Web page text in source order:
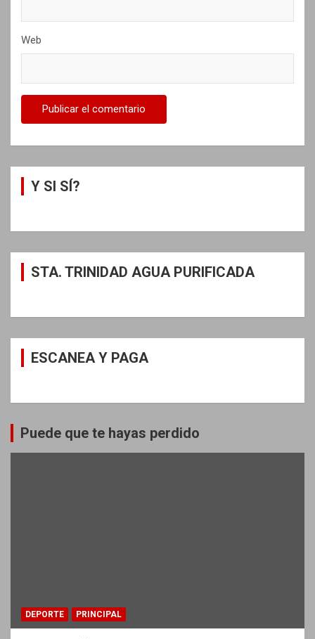
Web
Y SI SÍ?
STA. TRINIDAD AGUA PURIFICADA
ESCANEA Y PAGA
Puede que te hayas perdido
DEPORTE PRINCIPAL